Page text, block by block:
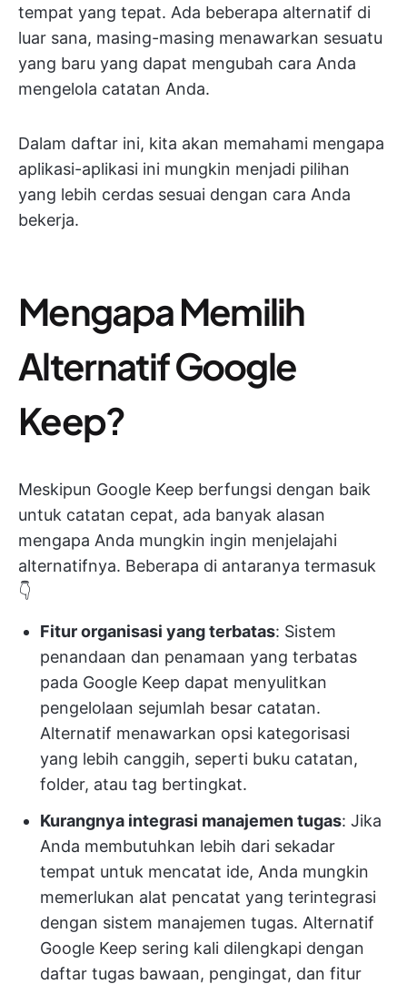
tempat yang tepat. Ada beberapa alternatif di
luar sana, masing-masing menawarkan sesuatu
yang baru yang dapat mengubah cara Anda
mengelola catatan Anda.
Dalam daftar ini, kita akan memahami mengapa
aplikasi-aplikasi ini mungkin menjadi pilihan
yang lebih cerdas sesuai dengan cara Anda
bekerja.
Mengapa Memilih
Alternatif Google
Keep?
Meskipun Google Keep berfungsi dengan baik
untuk catatan cepat, ada banyak alasan
mengapa Anda mungkin ingin menjelajahi
alternatifnya. Beberapa di antaranya termasuk
👇
Fitur organisasi yang terbatas: Sistem
penandaan dan penamaan yang terbatas
pada Google Keep dapat menyulitkan
pengelolaan sejumlah besar catatan.
Alternatif menawarkan opsi kategorisasi
yang lebih canggih, seperti buku catatan,
folder, atau tag bertingkat.
Kurangnya integrasi manajemen tugas: Jika
Anda membutuhkan lebih dari sekadar
tempat untuk mencatat ide, Anda mungkin
memerlukan alat pencatat yang terintegrasi
dengan sistem manajemen tugas. Alternatif
Google Keep sering kali dilengkapi dengan
daftar tugas bawaan, pengingat, dan fitur